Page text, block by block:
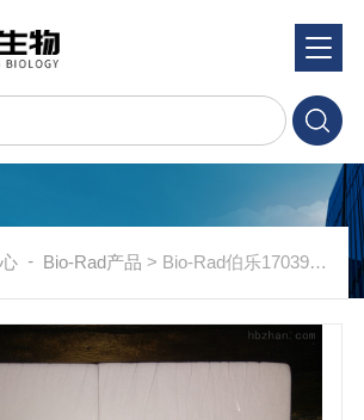
SYSTEM
- Bio-Rad产品 > Bio-Rad伯乐1703967 Extra thick超厚转印滤纸8 x 13.5cm 170-3967